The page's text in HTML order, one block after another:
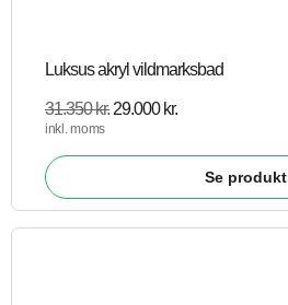
Luksus akryl vildmarksbad
31.350kr. 29.000 kr.
inkl. moms
Se produkt